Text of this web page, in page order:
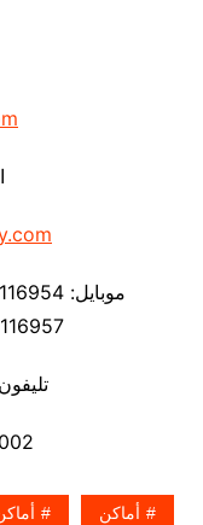
– 01211116958
تليفون
002 كود مصر قبل الرقم
أماكن